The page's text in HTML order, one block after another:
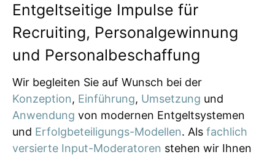
Entgeltseitige Impulse für
Recruiting, Personalgewinnung
und Personalbeschaffung
Wir begleiten Sie auf Wunsch bei der
Konzeption, Einführung, Umsetzung und
Anwendung von modernen Entgeltsystemen
und Erfolgbeteiligungs-Modellen. Als fachlich
versierte Input-Moderatoren stehen wir Ihnen